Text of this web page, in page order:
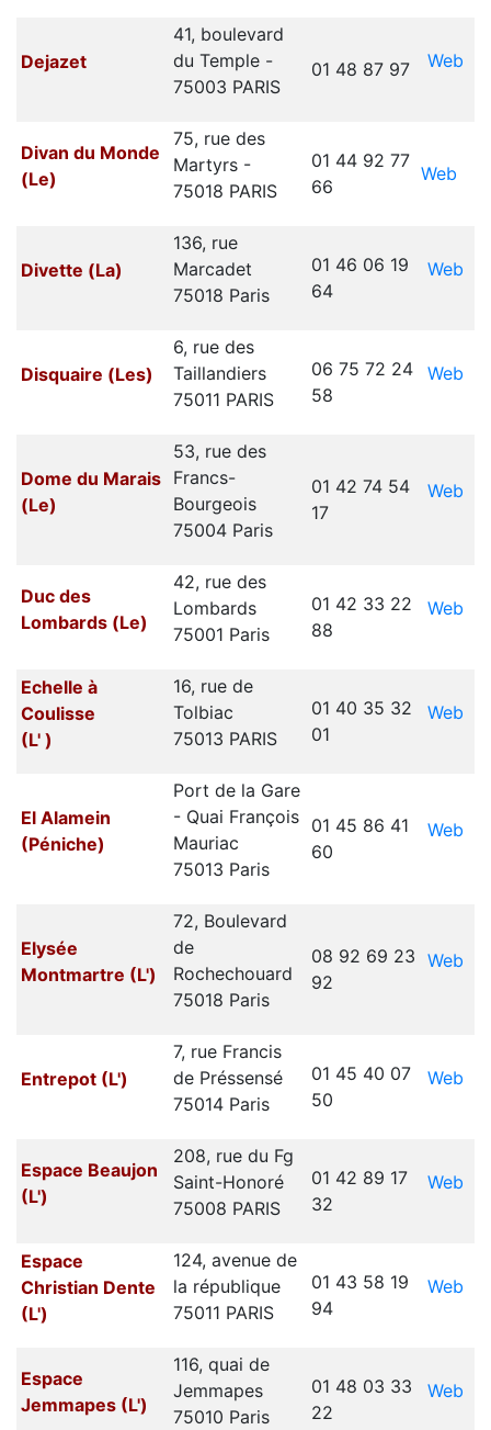
Dejazet
41, boulevard
du Temple -
75003 PARIS
01 48 87 97 Web
Divan du Monde
(Le)
75, rue des
Martyrs -
75018 PARIS
01 44 92 77
66
Web
Divette (La)
136, rue
Marcadet
75018 Paris
01 46 06 19
64
Web
Disquaire (Les)
6, rue des
Taillandiers
75011 PARIS
06 75 72 24
58
Web
Dome du Marais
(Le)
53, rue des
Francs-
Bourgeois
75004 Paris
01 42 74 54
17
Web
Duc des
Lombards (Le)
42, rue des
Lombards
75001 Paris
01 42 33 22
88
Web
Echelle à
Coulisse
(L' )
16, rue de
Tolbiac
75013 PARIS
01 40 35 32
01
Web
El Alamein
(Péniche)
Port de la Gare
- Quai François
Mauriac
75013 Paris
01 45 86 41
60
Web
Elysée
Montmartre (L')
72, Boulevard
de
Rochechouard
75018 Paris
08 92 69 23
92
Web
Entrepot (L')
7, rue Francis
de Préssensé
75014 Paris
01 45 40 07
50
Web
Espace Beaujon
(L')
208, rue du Fg
Saint-Honoré
75008 PARIS
01 42 89 17
32
Web
Espace
Christian Dente
(L')
124, avenue de
la république
75011 PARIS
01 43 58 19
94
Web
Espace
Jemmapes (L')
116, quai de
Jemmapes
75010 Paris
01 48 03 33
22
Web